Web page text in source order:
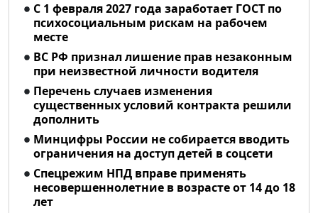
С 1 февраля 2027 года заработает ГОСТ по
психосоциальным рискам на рабочем
месте
ВС РФ признал лишение прав незаконным
при неизвестной личности водителя
Перечень случаев изменения
существенных условий контракта решили
дополнить
Минцифры России не собирается вводить
ограничения на доступ детей в соцсети
Спецрежим НПД вправе применять
несовершеннолетние в возрасте от 14 до 18
лет